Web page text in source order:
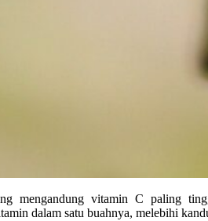
mengandung vitamin C paling
dalam satu buahnya, melebihi